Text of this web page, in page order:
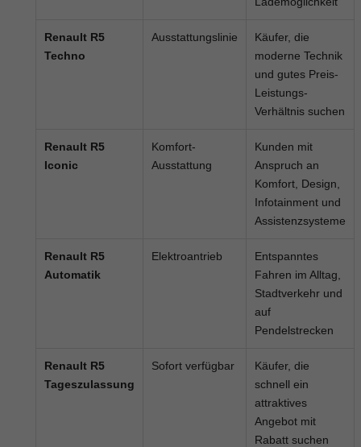
Renault R5
Techno
Ausstattungslinie
Käufer, die
moderne Technik
und gutes Preis-
Leistungs-
Verhältnis suchen
Renault R5
Iconic
Komfort-
Ausstattung
Kunden mit
Anspruch an
Komfort, Design,
Infotainment und
Assistenzsysteme
Renault R5
Automatik
Elektroantrieb
Entspanntes
Fahren im Alltag,
Stadtverkehr und
auf
Pendelstrecken
Renault R5
Tageszulassung
Sofort verfügbar
Käufer, die
schnell ein
attraktives
Angebot mit
Rabatt suchen